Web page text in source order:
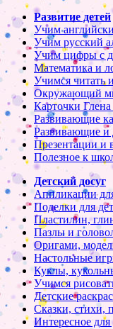
Развитие детей
Учим
Учим русский
Учим цифры с
Математика и
Учимся читать
Окружающий
Карточки
Развивающие
Развивающие и
Презентации и
Полезное к
Детский досуг
Аппликации
Поделки для
Пластилин,
Пазлы и
Оригами,
Настольные
Куклы,
Учимся
Детские
Сказки, стихи,
Интересное для